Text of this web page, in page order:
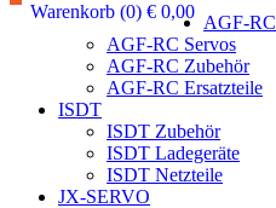
Warenkorb (0) € 0,00
AGF-RC
AGF-RC Servos
AGF-RC Zubehör
AGF-RC Ersatzteile
ISDT
ISDT Zubehör
ISDT Ladegeräte
ISDT Netzteile
JX-SERVO